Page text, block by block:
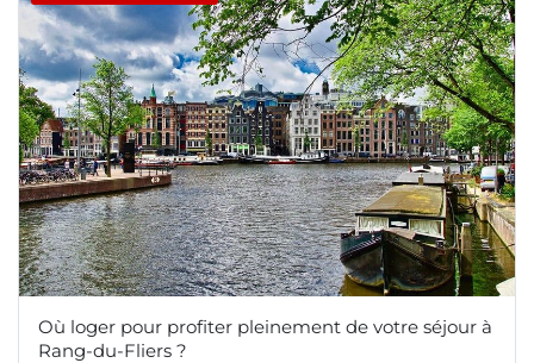
Où loger pour profiter pleinement de votre séjour à
Rang-du-Fliers ?